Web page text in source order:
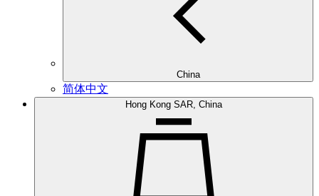
China
简体中文
Hong Kong SAR, China